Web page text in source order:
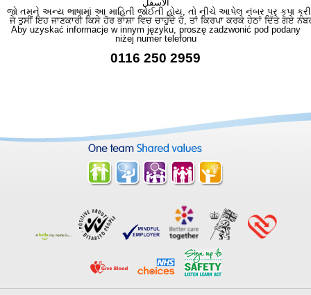
الأسفل
જો તમને અન્ય ભાષામાં આ માહિતી જોઈતી હોય, તો નીચે આપેલ નંબર પર કૃપા કરી
ਜੇ ਤੁਸੀਂ ਇਹ ਜਾਣਕਾਰੀ ਕਿਸੇ ਹੋਰ ਭਾਸ਼ਾ ਵਿਚ ਚਾਹੁੰਦੇ ਹੋ, ਤਾਂ ਕਿਰਪਾ ਕਰਕੇ ਹੇਠਾਂ ਦਿੱਤੇ ਗਏ
Aby uzyskać informacje w innym języku, proszę zadzwonić pod podany
niżej numer telefonu
0116 250 2959